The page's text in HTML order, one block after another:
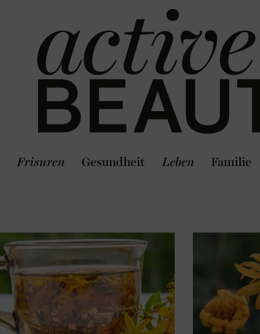
Frisuren Gesundheit Leben Familie